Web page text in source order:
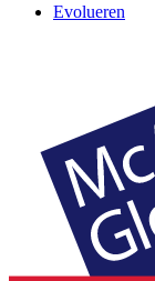
Evolueren